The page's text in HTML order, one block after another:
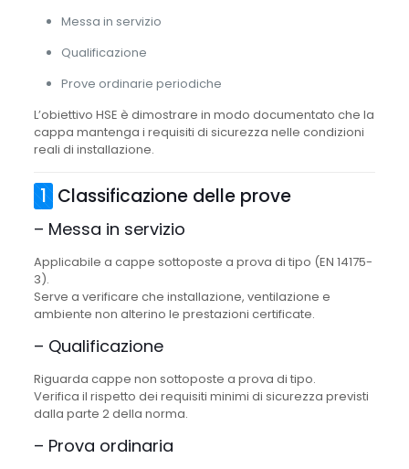
Messa in servizio
Qualificazione
Prove ordinarie periodiche
L’obiettivo HSE è dimostrare in modo documentato che la
cappa mantenga i requisiti di sicurezza nelle condizioni
reali di installazione.
1 Classificazione delle prove
– Messa in servizio
Applicabile a cappe sottoposte a prova di tipo (EN 14175-
3).
Serve a verificare che installazione, ventilazione e
ambiente non alterino le prestazioni certificate.
– Qualificazione
Riguarda cappe non sottoposte a prova di tipo.
Verifica il rispetto dei requisiti minimi di sicurezza previsti
dalla parte 2 della norma.
– Prova ordinaria